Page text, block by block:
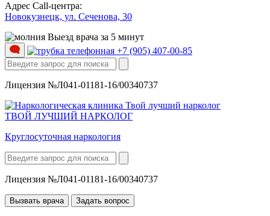
Адрес Call-центра:
Новокузнецк, ул. Сеченова, 30
Выезд врача за 5 минут
+7 (905) 407-00-85
Лицензия №Л041-01181-16/00340737
ТВОЙ ЛУЧШИЙ НАРКОЛОГ
Круглосуточная наркология
Лицензия №Л041-01181-16/00340737
Вызвать врача Задать вопрос